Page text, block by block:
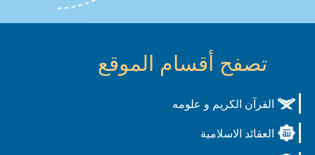
تصفح أقسام الموقع
القرآن الكريم و علومه
العقائد الاسلامية